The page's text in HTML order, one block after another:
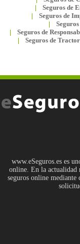
Seguros de
Seguros de
Seguros de
Seguros de Tractor
www.eSeguros.es es
online. En la actualidad
seguros online mediante